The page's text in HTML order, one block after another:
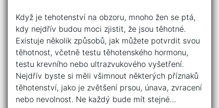
Když je tehotenství na obzoru, mnoho žen se ptá,
kdy nejdřív budou moci zjistit, že jsou těhotné.
Existuje několik způsobů, jak můžete potvrdit svou
těhotnost, včetně testu těhotenského hormonu,
testu krevního nebo ultrazvukového vyšetření.
Nejdřív byste si měli všimnout některých příznaků
těhotenství, jako je zvětšení prsou, únava, zvracení
nebo nevolnost. Ne každý bude mít stejné…